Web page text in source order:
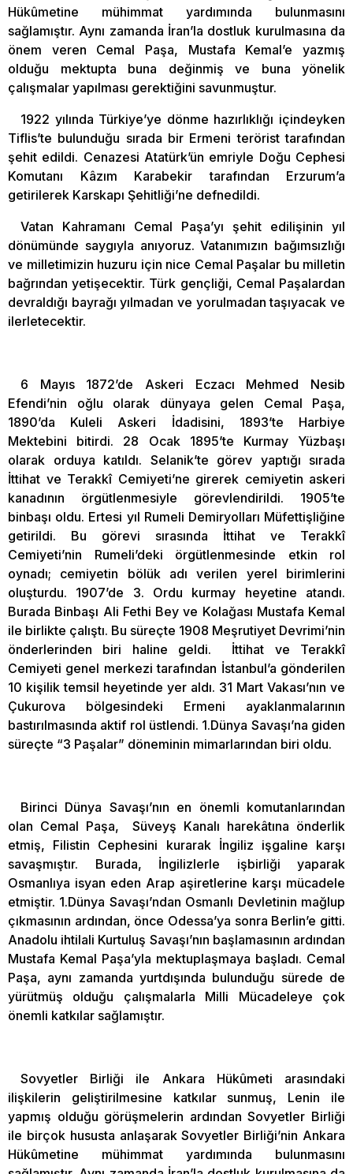
Hükûmetine mühimmat yardımında bulunmasını
sağlamıştır. Aynı zamanda İran’la dostluk kurulmasına da
önem veren Cemal Paşa, Mustafa Kemal’e yazmış
olduğu mektupta buna değinmiş ve buna yönelik
çalışmalar yapılması gerektiğini savunmuştur.
1922 yılında Türkiye’ye dönme hazırlıklığı içindeyken
Tiflis’te bulunduğu sırada bir Ermeni terörist tarafından
şehit edildi. Cenazesi Atatürk’ün emriyle Doğu Cephesi
Komutanı Kâzım Karabekir tarafından Erzurum’a
getirilerek Karskapı Şehitliği’ne defnedildi.
Vatan Kahramanı Cemal Paşa’yı şehit edilişinin yıl
dönümünde saygıyla anıyoruz. Vatanımızın bağımsızlığı
ve milletimizin huzuru için nice Cemal Paşalar bu milletin
bağrından yetişecektir. Türk gençliği, Cemal Paşalardan
devraldığı bayrağı yılmadan ve yorulmadan taşıyacak ve
ilerletecektir.
6 Mayıs 1872’de Askeri Eczacı Mehmed Nesib
Efendi’nin oğlu olarak dünyaya gelen Cemal Paşa,
1890’da Kuleli Askeri İdadisini, 1893’te Harbiye
Mektebini bitirdi. 28 Ocak 1895’te Kurmay Yüzbaşı
olarak orduya katıldı. Selanik’te görev yaptığı sırada
İttihat ve Terakkî Cemiyeti’ne girerek cemiyetin askeri
kanadının örgütlenmesiyle görevlendirildi. 1905’te
binbaşı oldu. Ertesi yıl Rumeli Demiryolları Müfettişliğine
getirildi. Bu görevi sırasında İttihat ve Terakkî
Cemiyeti’nin Rumeli’deki örgütlenmesinde etkin rol
oynadı; cemiyetin bölük adı verilen yerel birimlerini
oluşturdu. 1907’de 3. Ordu kurmay heyetine atandı.
Burada Binbaşı Ali Fethi Bey ve Kolağası Mustafa Kemal
ile birlikte çalıştı. Bu süreçte 1908 Meşrutiyet Devrimi’nin
önderlerinden biri haline geldi. İttihat ve Terakkî
Cemiyeti genel merkezi tarafından İstanbul’a gönderilen
10 kişilik temsil heyetinde yer aldı. 31 Mart Vakası’nın ve
Çukurova bölgesindeki Ermeni ayaklanmalarının
bastırılmasında aktif rol üstlendi. 1.Dünya Savaşı’na giden
süreçte “3 Paşalar” döneminin mimarlarından biri oldu.
Birinci Dünya Savaşı’nın en önemli komutanlarından
olan Cemal Paşa, Süveyş Kanalı harekâtına önderlik
etmiş, Filistin Cephesini kurarak İngiliz işgaline karşı
savaşmıştır. Burada, İngilizlerle işbirliği yaparak
Osmanlıya isyan eden Arap aşiretlerine karşı mücadele
etmiştir. 1.Dünya Savaşı’ndan Osmanlı Devletinin mağlup
çıkmasının ardından, önce Odessa’ya sonra Berlin’e gitti.
Anadolu ihtilali Kurtuluş Savaşı’nın başlamasının ardından
Mustafa Kemal Paşa’yla mektuplaşmaya başladı. Cemal
Paşa, aynı zamanda yurtdışında bulunduğu sürede de
yürütmüş olduğu çalışmalarla Milli Mücadeleye çok
önemli katkılar sağlamıştır.
Sovyetler Birliği ile Ankara Hükûmeti arasındaki
ilişkilerin geliştirilmesine katkılar sunmuş, Lenin ile
yapmış olduğu görüşmelerin ardından Sovyetler Birliği
ile birçok hususta anlaşarak Sovyetler Birliği’nin Ankara
Hükûmetine mühimmat yardımında bulunmasını